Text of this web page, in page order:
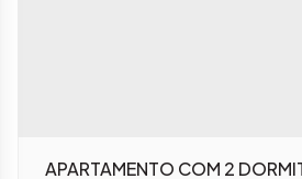
APARTAMENTO COM 2